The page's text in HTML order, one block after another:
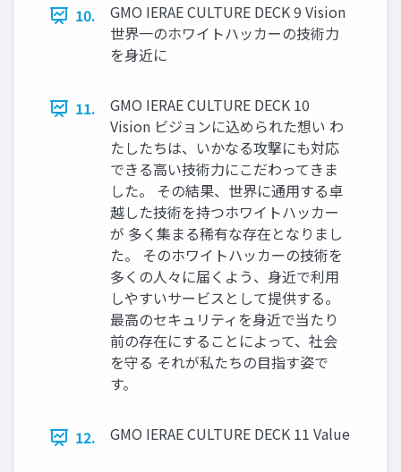
10.
GMO IERAE CULTURE DECK 9 Vision
世界一のホワイトハッカーの技術力
を身近に
11.
GMO IERAE CULTURE DECK 10
Vision ビジョンに込められた想い わ
たしたちは、いかなる攻撃にも対応
できる高い技術力にこだわってきま
した。 その結果、世界に通用する卓
越した技術を持つホワイトハッカー
が 多く集まる稀有な存在となりまし
た。 そのホワイトハッカーの技術を
多くの人々に届くよう、身近で利用
しやすいサービスとして提供する。
最高のセキュリティを身近で当たり
前の存在にすることによって、社会
を守る それが私たちの目指す姿で
す。
12. GMO IERAE CULTURE DECK 11 Value